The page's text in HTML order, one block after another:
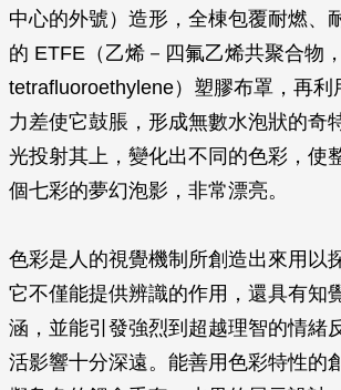
中心的外號）造形，全棟包覆耐燃、
的 ETFE（乙烯－四氟乙烯共聚合物
tetrafluoroethylene）塑膠布罩，再利
力差使它鼓脹，形成無數水泡狀的奇
光投射其上，變化出不同的色彩，使
個七彩的夢幻泡影，非常漂亮。
色彩是人的視覺機制所創造出來用以
它不僅能提供辨識的作用，還具有知
涵，並能引發強烈到超越理智的情緒
活影響十分深遠。能善用色彩特性的